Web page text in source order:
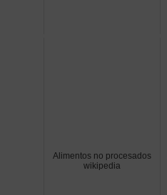
Alimentos no procesados
wikipedia